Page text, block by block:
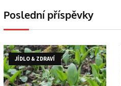
Poslední příspěvky
JÍDLO & ZDRAVÍ